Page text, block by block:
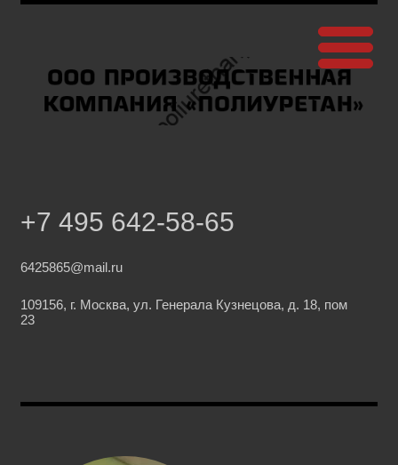
+7 495 642-58-65
6425865@mail.ru
109156, г. Москва, ул. Генерала Кузнецова, д. 18, пом
23